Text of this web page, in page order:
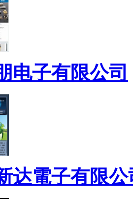
电子有限公司
达電子有限公